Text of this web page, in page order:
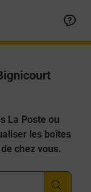
La Poste ou
les boîtes
chez vous.